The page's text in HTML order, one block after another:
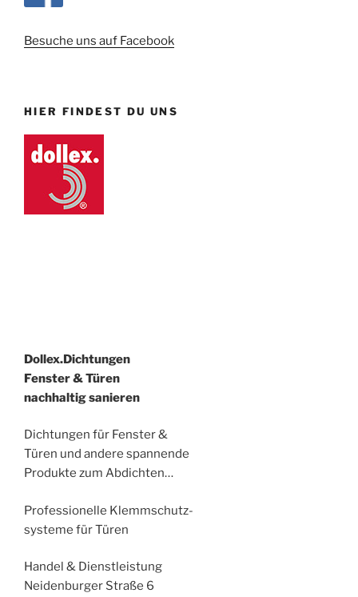
Besuche uns auf Facebook
HIER FINDEST DU UNS
Dollex.Dichtungen
Fenster & Türen
nachhaltig sanieren
Dichtungen für Fenster &
Türen und andere spannende
Produkte zum Abdichten…
Professionelle Klemmschutz-
systeme für Türen
Handel & Dienstleistung
Neidenburger Straße 6